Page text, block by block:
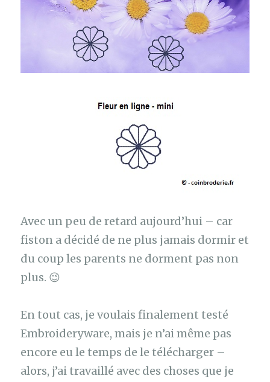
Avec un peu de retard aujourd’hui – car
fiston a décidé de ne plus jamais dormir et
du coup les parents ne dorment pas non
plus. 😉
En tout cas, je voulais finalement testé
Embroideryware, mais je n’ai même pas
encore eu le temps de le télécharger –
alors, j’ai travaillé avec des choses que je